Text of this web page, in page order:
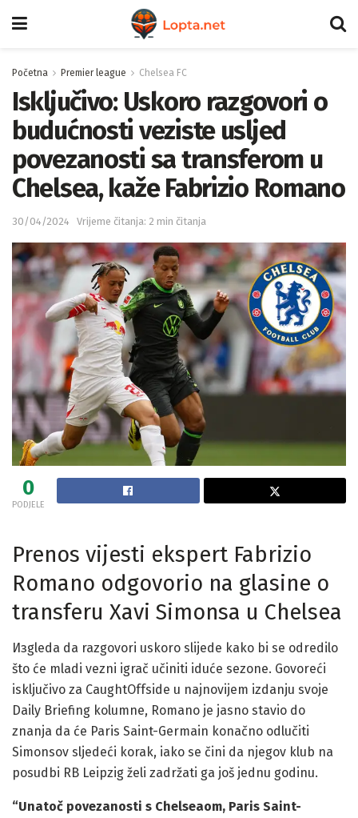
Početna Premier league Chelsea FC
Isključivo: Uskoro razgovori o
budućnosti veziste usljed
povezanosti sa transferom u
Chelsea, kaže Fabrizio Romano
30/04/2024 Vrijeme čitanja: 2 min čitanja
0
PODJELE
Prenos vijesti ekspert Fabrizio
Romano odgovorio na glasine o
transferu Xavi Simonsa u Chelsea
Изgleda da razgovori uskoro slijede kako bi se odredilo
što će mladi vezni igrač učiniti iduće sezone. Govoreći
isključivo za CaughtOffside u najnovijem izdanju svoje
Daily Briefing kolumne, Romano je jasno stavio do
znanja da će Paris Saint-Germain konačno odlučiti
Simonsov sljedeći korak, iako se čini da njegov klub na
posudbi RB Leipzig želi zadržati ga još jednu godinu.
“Unatoč povezanosti s Chelseaom, Paris Saint-